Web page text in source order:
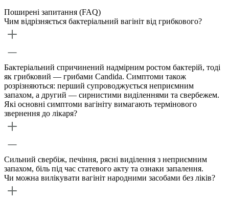
Поширені запитання (FAQ)
Чим відрізняється бактеріальний вагініт від грибкового?
Бактеріальний спричинений надмірним ростом бактерій, тоді
як грибковий — грибами Candida. Симптоми також
розрізняються: перший супроводжується неприємним
запахом, а другий — сирнистими виділеннями та свербежем.
Які основні симптоми вагініту вимагають термінового
звернення до лікаря?
Сильний свербіж, печіння, рясні виділення з неприємним
запахом, біль під час статевого акту та ознаки запалення.
Чи можна вилікувати вагініт народними засобами без ліків?